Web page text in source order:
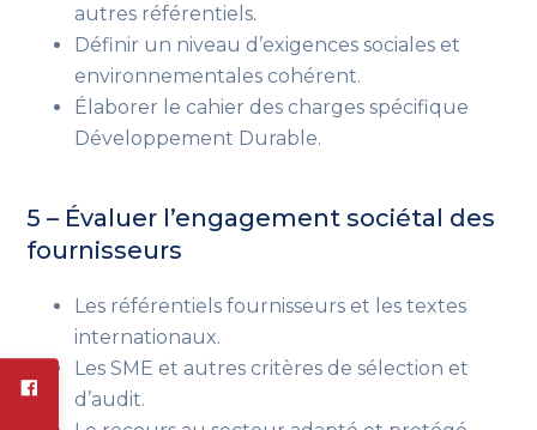
autres référentiels.
Définir un niveau d’exigences sociales et
environnementales cohérent.
Élaborer le cahier des charges spécifique
Développement Durable.
5 – Évaluer l’engagement sociétal des
fournisseurs
Les référentiels fournisseurs et les textes
internationaux.
Les SME et autres critères de sélection et
d’audit.